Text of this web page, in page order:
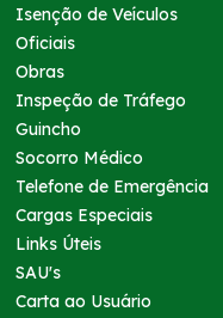
Isenção de Veículos
Oficiais
Obras
Inspeção de Tráfego
Guincho
Socorro Médico
Telefone de Emergência
Cargas Especiais
Links Úteis
SAU's
Carta ao Usuário